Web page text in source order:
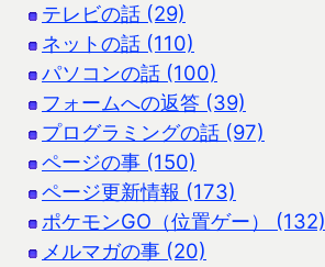
テレビの話 (29)
ネットの話 (110)
パソコンの話 (100)
フォームへの返答 (39)
プログラミングの話 (97)
ページの事 (150)
ページ更新情報 (173)
ポケモンGO（位置ゲー） (132)
メルマガの事 (20)